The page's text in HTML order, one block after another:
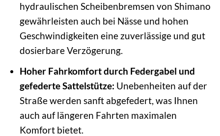
hydraulischen Scheibenbremsen von Shimano
gewährleisten auch bei Nässe und hohen
Geschwindigkeiten eine zuverlässige und gut
dosierbare Verzögerung.
Hoher Fahrkomfort durch Federgabel und
gefederte Sattelstütze: Unebenheiten auf der
Straße werden sanft abgefedert, was Ihnen
auch auf längeren Fahrten maximalen
Komfort bietet.